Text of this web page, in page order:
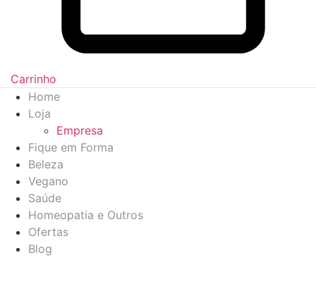
Carrinho
Home
Loja
Empresa
Fique em Forma
Beleza
Vegano
Saúde
Homeopatia e Outros
Ofertas
Blog